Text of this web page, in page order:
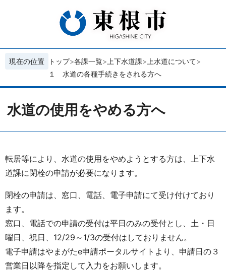
現在の位置 トップ 各課一覧 上下水道課
上水道について
１ 水道の各種手続きをされる方へ
水道の使用をやめる方へ
転居等により、水道の使用をやめようとする方は、上下水
道課に閉栓の申請が必要になります。
閉栓の申請は、窓口、電話、電子申請にて受け付けており
ます。
窓口、電話での申請の受付は平日のみの受付とし、土・日
曜日、祝日、12/29～1/3の受付はしておりません。
電子申請はやまがたe申請ポータルサイトより、申請日の３
営業日以降を指定して入力をお願いします。